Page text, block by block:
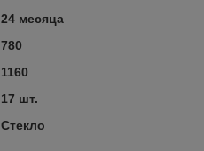
24 месяца
780
1160
17 шт.
Стекло